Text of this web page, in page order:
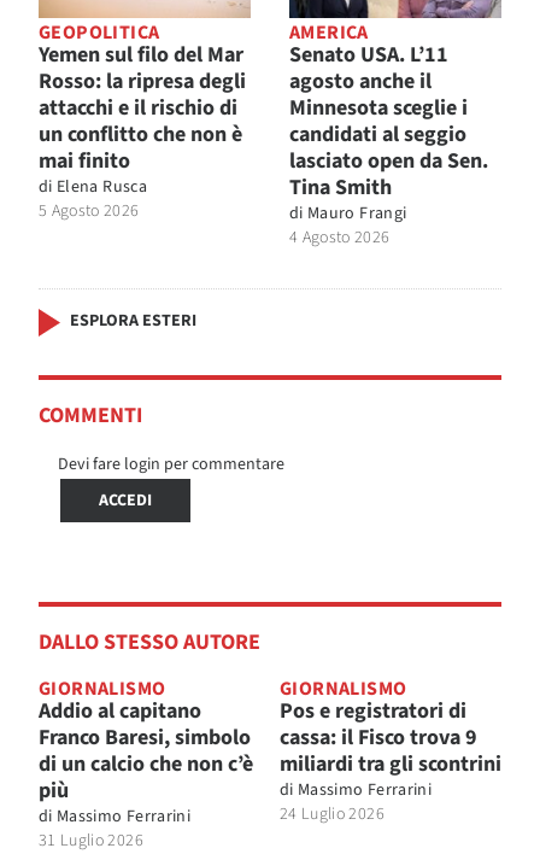
GEOPOLITICA
Yemen sul filo del Mar
Rosso: la ripresa degli
attacchi e il rischio di
un conflitto che non è
mai finito
di Elena Rusca
5 Agosto 2026
AMERICA
Senato USA. L’11
agosto anche il
Minnesota sceglie i
candidati al seggio
lasciato open da Sen.
Tina Smith
di Mauro Frangi
4 Agosto 2026
ESPLORA ESTERI
COMMENTI
Devi fare login per commentare
ACCEDI
DALLO STESSO AUTORE
GIORNALISMO
Addio al capitano
Franco Baresi, simbolo
di un calcio che non c’è
più
di Massimo Ferrarini
31 Luglio 2026
GIORNALISMO
Pos e registratori di
cassa: il Fisco trova 9
miliardi tra gli scontrini
di Massimo Ferrarini
24 Luglio 2026